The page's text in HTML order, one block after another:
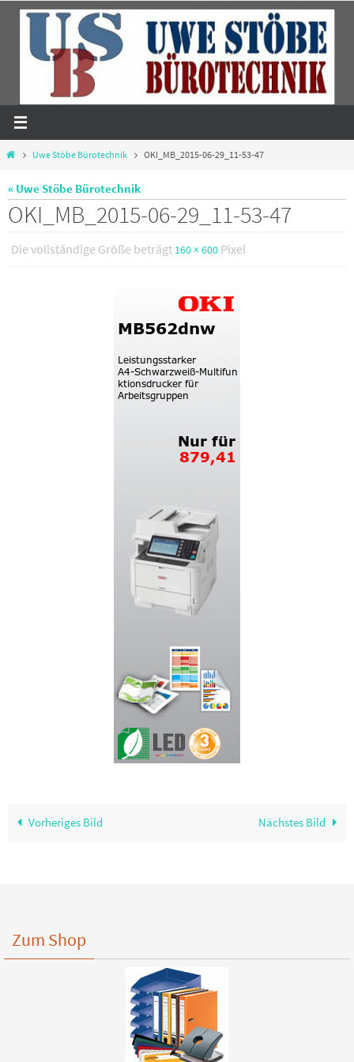
Zum
springen
StartUwe Stöbe Bürotechnik OKI_MB_2015-06-29_11-53-47
« Uwe Stöbe Bürotechnik
OKI_MB_2015-06-29_11-53-47
Die vollständige Größe beträgt 160 × 600 Pixel
Vorheriges Bild Nächstes Bild
Zum Shop